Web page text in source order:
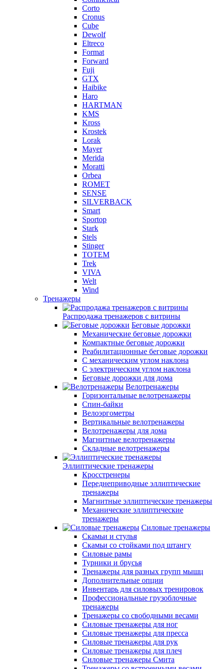
Corto
Cronus
Cube
Dewolf
Eltreco
Format
Forward
Fuji
GTX
Haibike
Haro
HARTMAN
KMS
Kross
Krostek
Lorak
Mayer
Merida
Moratti
Orbea
ROMET
SENSE
SILVERBACK
Smart
Sportop
Stark
Stels
Stinger
TOTEM
Trek
VIVA
Welt
Wind
Тренажеры
Распродажа тренажеров с витрины
Беговые дорожки
Механические беговые дорожки
Компактные беговые дорожки
Реабилитационные беговые дорожки
С механическим углом наклона
С электрическим углом наклона
Беговые дорожки для дома
Велотренажеры
Горизонтальные велотренажеры
Спин-байки
Велоэргометры
Вертикальные велотренажеры
Велотренажеры для дома
Магнитные велотренажеры
Складные велотренажеры
Эллиптические тренажеры
Кросстренеры
Переднеприводные эллиптические
тренажеры
Магнитные эллиптические тренажеры
Механические эллиптические
тренажеры
Силовые тренажеры
Скамьи и стулья
Скамьи со стойками под штангу
Силовые рамы
Турники и брусья
Тренажеры для разных групп мышц
Дополнительные опции
Инвентарь для силовых тренировок
Профессиональные грузоблочные
тренажеры
Тренажеры со свободными весами
Силовые тренажеры для ног
Силовые тренажеры для пресса
Силовые тренажеры для рук
Силовые тренажеры для плеч
Силовые тренажеры Смита